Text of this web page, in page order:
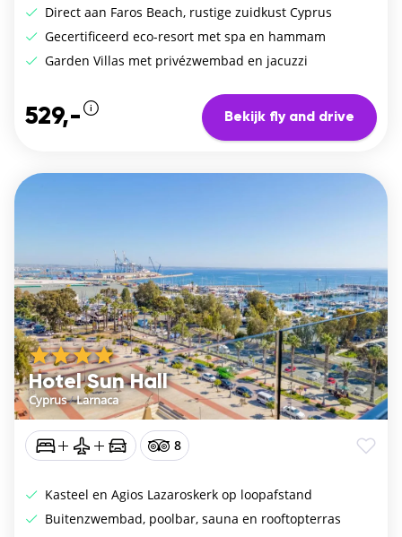
Direct aan Faros Beach, rustige zuidkust Cyprus
Gecertificeerd eco-resort met spa en hammam
Garden Villas met privézwembad en jacuzzi
529,- Bekijk fly and drive
Hotel Sun Hall
Cyprus/Larnaca
8
Kasteel en Agios Lazaroskerk op loopafstand
Buitenzwembad, poolbar, sauna en rooftopterras